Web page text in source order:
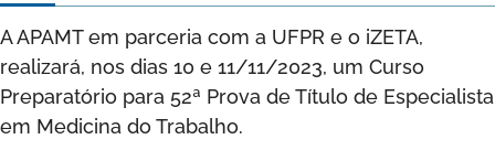
A APAMT em parceria com a UFPR e o iZETA,
realizará, nos dias 10 e 11/11/2023, um Curso
Preparatório para 52ª Prova de Título de Especialista
em Medicina do Trabalho.